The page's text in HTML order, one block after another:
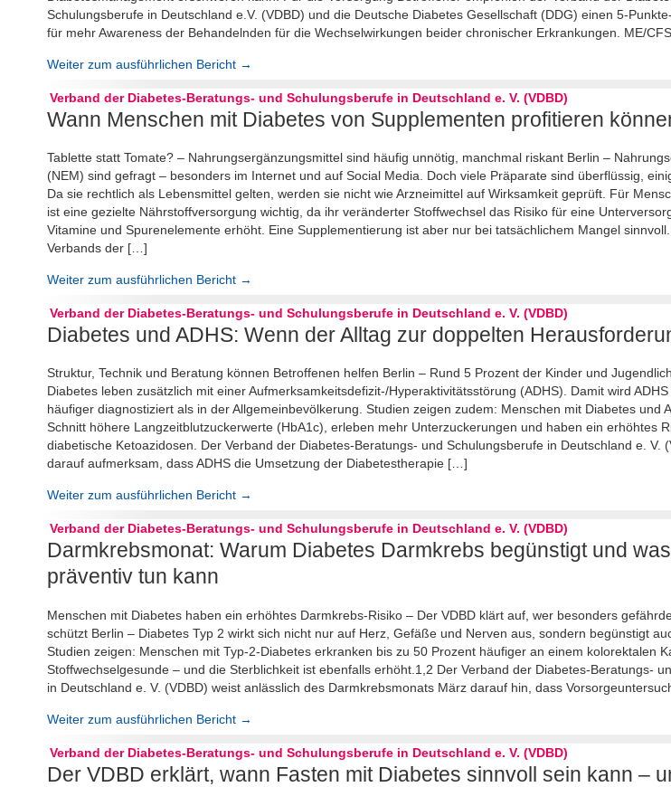
Schulungsberufe in Deutschland e.V. (VDBD) und die Deutsche Diabetes Gesellschaft (DDG) einen 5-
für mehr Awareness der Behandelnden für die Wechselwirkungen beider chronischer Erkrankungen. ME/
Weiter zum ausführlichen Bericht →
Verband der Diabetes-Beratungs- und Schulungsberufe in Deutschland e. V. (VDBD)
Wann Menschen mit Diabetes von Supplementen profitieren
Tablette statt Tomate? – Nahrungsergänzungsmittel sind häufig unnötig, manchmal riskant Berlin –
(NEM) sind gefragt – besonders im Internet und auf Social Media. Doch viele Präparate sind überflüssig,
Da sie rechtlich als Lebensmittel gelten, werden sie nicht wie Arzneimittel auf Wirksamkeit geprüft. Für
ist eine gezielte Nährstoffversorgung wichtig, da ihr veränderter Stoffwechsel das Risiko für eine
Vitamine und Spurenelemente erhöht. Eine Supplementierung ist aber nur bei tatsächlichem Mangel
Verbands der […]
Weiter zum ausführlichen Bericht →
Verband der Diabetes-Beratungs- und Schulungsberufe in Deutschland e. V. (VDBD)
Diabetes und ADHS: Wenn der Alltag zur doppelten
Struktur, Technik und Beratung können Betroffenen helfen Berlin – Rund 5 Prozent der Kinder und
Diabetes leben zusätzlich mit einer Aufmerksamkeitsdefizit-/Hyperaktivitätsstörung (ADHS). Damit wird
häufiger diagnostiziert als in der Allgemeinbevölkerung. Studien zeigen zudem: Menschen mit Diabetes und
Schnitt höhere Langzeitblutzuckerwerte (HbA1c), erleben mehr Unterzuckerungen und haben ein erhöhtes
diabetische Ketoazidosen. Der Verband der Diabetes-Beratungs- und Schulungsberufe in Deutschland e. V.
darauf aufmerksam, dass ADHS die Umsetzung der Diabetestherapie […]
Weiter zum ausführlichen Bericht →
Verband der Diabetes-Beratungs- und Schulungsberufe in Deutschland e. V. (VDBD)
Darmkrebsmonat: Warum Diabetes Darmkrebs begünstigt und
präventiv tun kann
Menschen mit Diabetes haben ein erhöhtes Darmkrebs-Risiko – Der VDBD klärt auf, wer besonders
schützt Berlin – Diabetes Typ 2 wirkt sich nicht nur auf Herz, Gefäße und Nerven aus, sondern begünstigt
Studien zeigen: Menschen mit Typ-2-Diabetes erkranken bis zu 50 Prozent häufiger an einem kolorektalen
Stoffwechselgesunde – und die Sterblichkeit ist ebenfalls erhöht.1,2 Der Verband der Diabetes-Beratungs-
in Deutschland e. V. (VDBD) weist anlässlich des Darmkrebsmonats März darauf hin, dass
Weiter zum ausführlichen Bericht →
Verband der Diabetes-Beratungs- und Schulungsberufe in Deutschland e. V. (VDBD)
Der VDBD erklärt, wann Fasten mit Diabetes sinnvoll sein kann –